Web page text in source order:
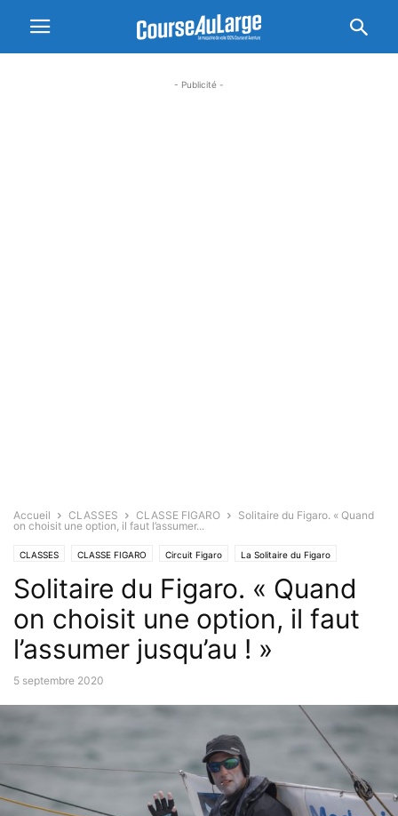
- Publicité -
Accueil CLASSES CLASSE FIGARO
Solitaire du Figaro. « Quand
on choisit une option, il faut l’assumer...
CLASSES CLASSE FIGARO Circuit Figaro La Solitaire du Figaro
Solitaire du Figaro. « Quand
on choisit une option, il faut
l’assumer jusqu’au ! »
5 septembre 2020